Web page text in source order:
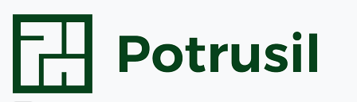
Realizace luxusního
interiéru
Realizace interiéru luxusního domu v Praze byla